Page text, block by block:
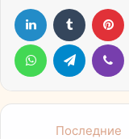
LinkedIn Tumblr
WhatsAppTelegram
Последние